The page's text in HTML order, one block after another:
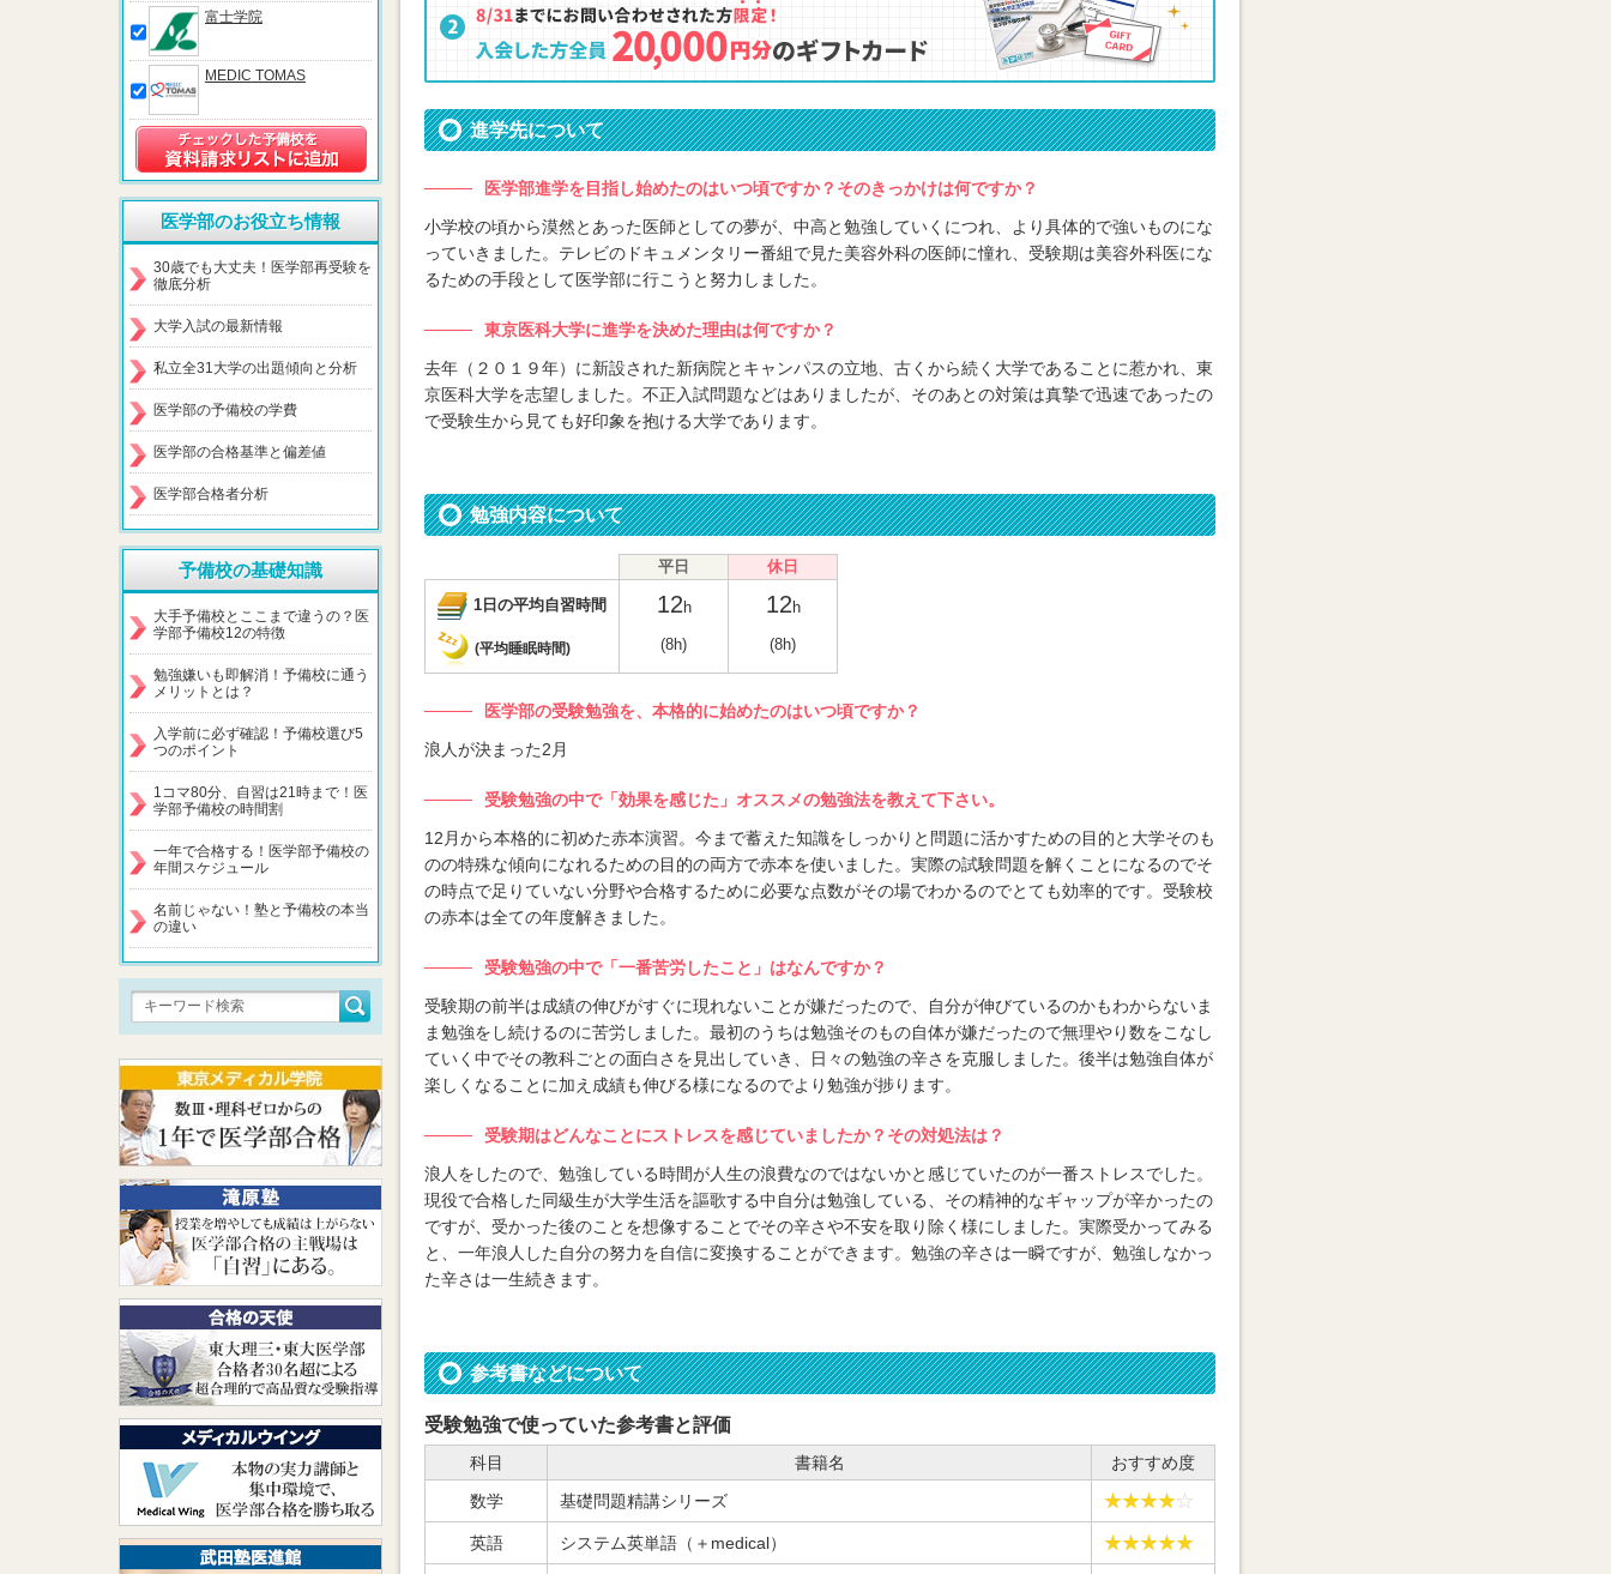
進学先について
医学部進学を目指し始めたのはいつ頃ですか？そのきっかけは何ですか？
小学校の頃から漠然とあった医師としての夢が、中高と勉強していくにつれ、より具体的で強いものにな
っていきました。テレビのドキュメンタリー番組で見た美容外科の医師に憧れ、受験期は美容外科医にな
るための手段として医学部に行こうと努力しました。
東京医科大学に進学を決めた理由は何ですか？
去年（２０１９年）に新設された新病院とキャンパスの立地、古くから続く大学であることに惹かれ、東
京医科大学を志望しました。不正入試問題などはありましたが、そのあとの対策は真摯で迅速であったの
で受験生から見ても好印象を抱ける大学であります。
勉強内容について
平日 休日
1日の平均自習時間 12h 12h
(平均睡眠時間) (8h) (8h)
医学部の受験勉強を、本格的に始めたのはいつ頃ですか？
浪人が決まった2月
受験勉強の中で「効果を感じた」オススメの勉強法を教えて下さい。
12月から本格的に初めた赤本演習。今まで蓄えた知識をしっかりと問題に活かすための目的と大学そのも
のの特殊な傾向になれるための目的の両方で赤本を使いました。実際の試験問題を解くことになるのでそ
の時点で足りていない分野や合格するために必要な点数がその場でわかるのでとても効率的です。受験校
の赤本は全ての年度解きました。
受験勉強の中で「一番苦労したこと」はなんですか？
受験期の前半は成績の伸びがすぐに現れないことが嫌だったので、自分が伸びているのかもわからないま
ま勉強をし続けるのに苦労しました。最初のうちは勉強そのもの自体が嫌だったので無理やり数をこなし
ていく中でその教科ごとの面白さを見出していき、日々の勉強の辛さを克服しました。後半は勉強自体が
楽しくなることに加え成績も伸びる様になるのでより勉強が捗ります。
受験期はどんなことにストレスを感じていましたか？その対処法は？
浪人をしたので、勉強している時間が人生の浪費なのではないかと感じていたのが一番ストレスでした。
現役で合格した同級生が大学生活を謳歌する中自分は勉強している、その精神的なギャップが辛かったの
ですが、受かった後のことを想像することでその辛さや不安を取り除く様にしました。実際受かってみる
と、一年浪人した自分の努力を自信に変換することができます。勉強の辛さは一瞬ですが、勉強しなかっ
た辛さは一生続きます。
参考書などについて
受験勉強で使っていた参考書と評価
科目 書籍名
おすすめ度
数学
基礎問題精講シリーズ
英語 システム英単語（＋medical）
富士学院
MEDIC TOMAS
医学部のお役立ち情報
30歳でも大丈夫！医学部再受験を
徹底分析
大学入試の最新情報
私立全31大学の出題傾向と分析
医学部の予備校の学費
医学部の合格基準と偏差値
医学部合格者分析
予備校の基礎知識
大手予備校とここまで違うの？医
学部予備校12の特徴
勉強嫌いも即解消！予備校に通う
メリットとは？
入学前に必ず確認！予備校選び5
つのポイント
1コマ80分、自習は21時まで！医
学部予備校の時間割
一年で合格する！医学部予備校の
年間スケジュール
名前じゃない！塾と予備校の本当
の違い